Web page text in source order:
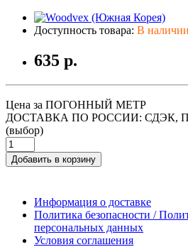
Доступность товара: В
635 р.
Цена за ПОГОННЫЙ МЕТР
ДОСТАВКА ПО РОССИИ: СДЭК,
(выбор)
Добавить в корзину
Информация о доставке
Политика безопасности /
персональных данных
Условия соглашения